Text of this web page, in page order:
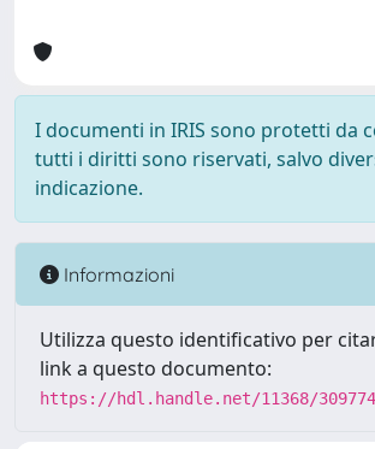
I documenti in IRIS sono protetti da
tutti i diritti sono riservati, salvo
indicazione.
Informazioni
Utilizza questo identificativo per
link a questo documento:
https://hdl.handle.net/11368/